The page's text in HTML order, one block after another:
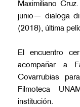
Maximiliano
junio— dialoga
(2018), última
El encuentro
acompañar a
Covarrubias
Filmoteca
institución.